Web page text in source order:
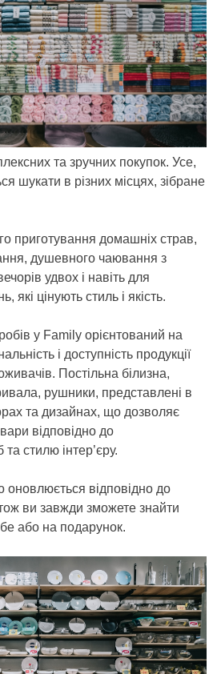
та зручних покупок. Усе,
шукати в різних місцях, зібране
приготування домашніх страв,
душевного чаювання з
удвох і навіть для
які цінують стиль і якість.
у Family орієнтований на
і доступність продукції
Постільна білизна,
рушники, представлені в
та дизайнах, що дозволяє
відповідно до
стилю інтер’єру.
оновлюється відповідно до
ви завжди зможете знайти
або на подарунок.